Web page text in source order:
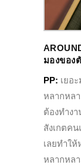
มองของ
PP: เยอ
หลากหล
ต้องทำง
สังเกตค
เลยทำให้
หลากหล